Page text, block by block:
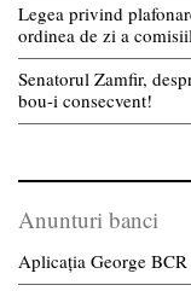
Legea privind
ordinea de zi a
Senatorul Zamfir,
bou-i consecvent!
Anunturi banci
Aplicația George